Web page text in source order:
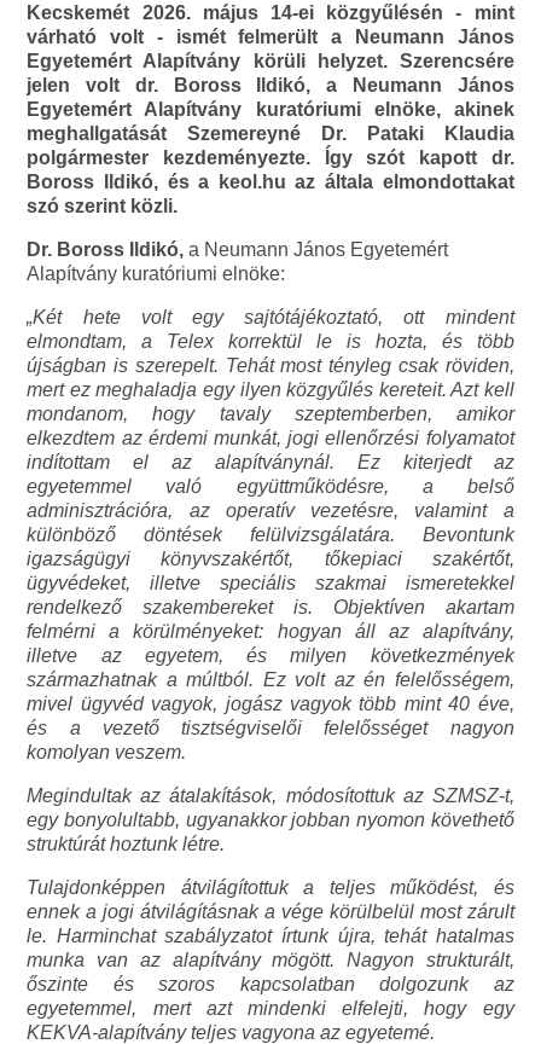
Kecskemét 2026. május 14-ei közgyűlésén - mint
várható volt - ismét felmerült a Neumann János
Egyetemért Alapítvány körüli helyzet. Szerencsére
jelen volt dr. Boross Ildikó, a Neumann János
Egyetemért Alapítvány kuratóriumi elnöke, akinek
meghallgatását Szemereyné Dr. Pataki Klaudia
polgármester kezdeményezte. Így szót kapott dr.
Boross Ildikó, és a keol.hu az általa elmondottakat
szó szerint közli.
Dr. Boross Ildikó, a Neumann János Egyetemért
Alapítvány kuratóriumi elnöke:
„Két hete volt egy sajtótájékoztató, ott mindent
elmondtam, a Telex korrektül le is hozta, és több
újságban is szerepelt. Tehát most tényleg csak röviden,
mert ez meghaladja egy ilyen közgyűlés kereteit. Azt kell
mondanom, hogy tavaly szeptemberben, amikor
elkezdtem az érdemi munkát, jogi ellenőrzési folyamatot
indítottam el az alapítványnál. Ez kiterjedt az
egyetemmel való együttműködésre, a belső
adminisztrációra, az operatív vezetésre, valamint a
különböző döntések felülvizsgálatára. Bevontunk
igazságügyi könyvszakértőt, tőkepiaci szakértőt,
ügyvédeket, illetve speciális szakmai ismeretekkel
rendelkező szakembereket is. Objektíven akartam
felmérni a körülményeket: hogyan áll az alapítvány,
illetve az egyetem, és milyen következmények
származhatnak a múltból. Ez volt az én felelősségem,
mivel ügyvéd vagyok, jogász vagyok több mint 40 éve,
és a vezető tisztségviselői felelősséget nagyon
komolyan veszem.
Megindultak az átalakítások, módosítottuk az SZMSZ-t,
egy bonyolultabb, ugyanakkor jobban nyomon követhető
struktúrát hoztunk létre.
Tulajdonképpen átvilágítottuk a teljes működést, és
ennek a jogi átvilágításnak a vége körülbelül most zárult
le. Harminchat szabályzatot írtunk újra, tehát hatalmas
munka van az alapítvány mögött. Nagyon strukturált,
őszinte és szoros kapcsolatban dolgozunk az
egyetemmel, mert azt mindenki elfelejti, hogy egy
KEKVA-alapítvány teljes vagyona az egyetemé.